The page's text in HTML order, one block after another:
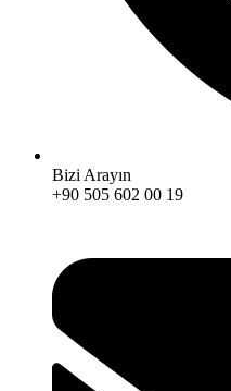
Bizi Arayın
+90 505 602 00 19